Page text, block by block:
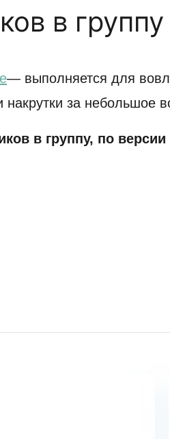
в группу
— выполняется для
за небольшое
в группу, по версии